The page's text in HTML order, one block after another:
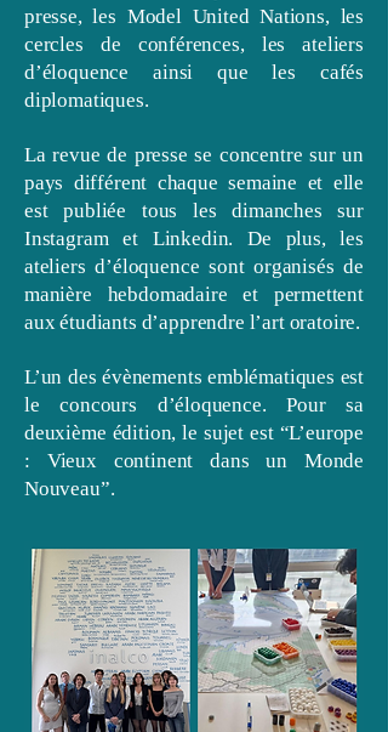
presse, les Model United Nations, les
cercles de conférences, les ateliers
d’éloquence ainsi que les cafés
diplomatiques.
La revue de presse se concentre sur un
pays différent chaque semaine et elle
est publiée tous les dimanches sur
Instagram et Linkedin. De plus, les
ateliers d’éloquence sont organisés de
manière hebdomadaire et permettent
aux étudiants d’apprendre l’art oratoire.
L’un des évènements emblématiques est
le concours d’éloquence. Pour sa
deuxième édition, le sujet est “L’europe
: Vieux continent dans un Monde
Nouveau”.